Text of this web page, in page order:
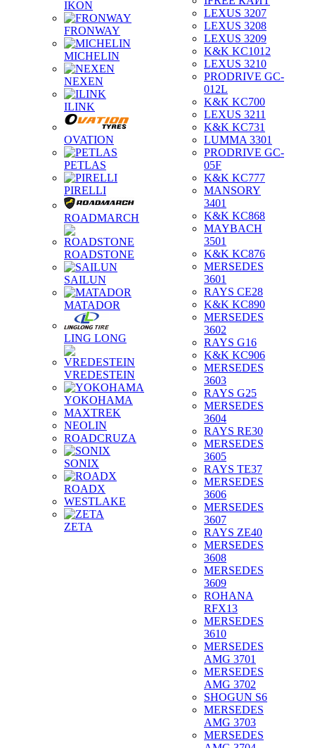
IKON
FRONWAY
MICHELIN
NEXEN
ILINK
OVATION
PETLAS
PIRELLI
ROADMARCH
ROADSTONE
SAILUN
MATADOR
LING LONG
VREDESTEIN
YOKOHAMA
MAXTREK
NEOLIN
ROADCRUZA
SONIX
ROADX
WESTLAKE
ZETA
LEXUS 3207
LEXUS 3208
LEXUS 3209
K&K KC1012
LEXUS 3210
PRODRIVE GC-
012L
K&K KC700
LEXUS 3211
K&K KC731
LUMMA 3301
PRODRIVE GC-
05F
K&K KC777
MANSORY
3401
K&K KC868
MAYBACH
3501
K&K KC876
MERSEDES
3601
RAYS CE28
K&K KC890
MERSEDES
3602
RAYS G16
K&K KC906
MERSEDES
3603
RAYS G25
MERSEDES
3604
RAYS RE30
MERSEDES
3605
RAYS TE37
MERSEDES
3606
MERSEDES
3607
RAYS ZE40
MERSEDES
3608
MERSEDES
3609
ROHANA
RFX13
MERSEDES
3610
MERSEDES
AMG 3701
MERSEDES
AMG 3702
SHOGUN S6
MERSEDES
AMG 3703
MERSEDES